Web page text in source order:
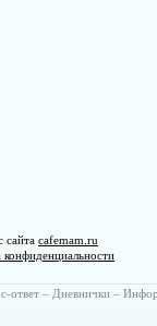
сайта cafemam.ru
конфиденциальности
ответ – Дневнички –